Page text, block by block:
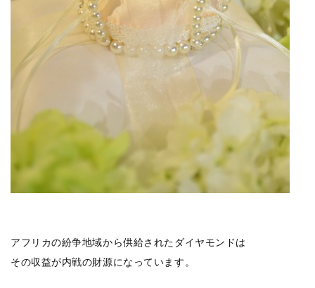
アフリカの紛争地域から供給されたダイヤモンドは
その収益が内戦の財源になっています。